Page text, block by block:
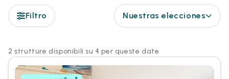
Filtro Nuestras elecciones
2 strutture disponibili su 4 per queste date